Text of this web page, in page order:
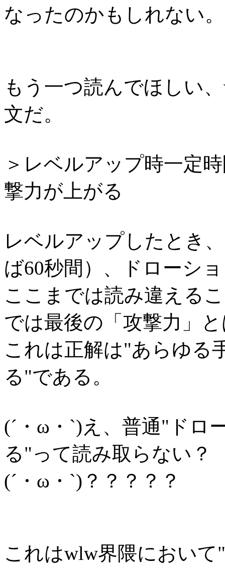
なったのかもしれない。
もう一つ読んでほしい
文だ。
＞レベルアップ時一定
撃力が上がる
レベルアップしたとき
ば60秒間）、ドローシ
ここまでは読み違える
では最後の「攻撃力」
これは正解は"あらゆる
る"である。
(´・ω・`)え、普通"ドロ
る"って読み取らない？
(´・ω・`)？？？？？
これはwlw界隈におい